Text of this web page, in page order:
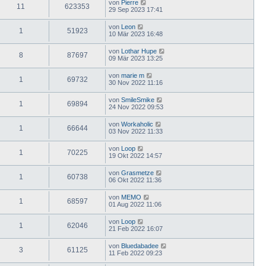
11 623353 von Pierre
29 Sep 2023 17:41
1 51923 von Leon
10 Mär 2023 16:48
8 87697 von Lothar Hupe
09 Mär 2023 13:25
1 69732 von marie m
30 Nov 2022 11:16
1 69894 von SmileSmike
24 Nov 2022 09:53
1 66644 von Workaholic
03 Nov 2022 11:33
1 70225 von Loop
19 Okt 2022 14:57
1 60738 von Grasmetze
06 Okt 2022 11:36
1 68597 von MEMO
01 Aug 2022 11:06
1 62046 von Loop
21 Feb 2022 16:07
3 61125 von Bluedabadee
11 Feb 2022 09:23